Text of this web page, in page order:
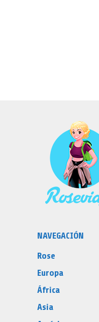
NAVEGACIÓN
Rose
Europa
África
Asia